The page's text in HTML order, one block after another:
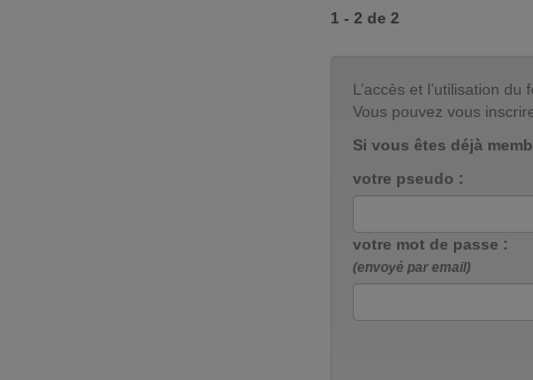
1 - 2 de 2
L’accès et l’utilisation
Vous pouvez vous
Si vous êtes déjà
votre pseudo :
votre mot de passe :
(envoyé par email)